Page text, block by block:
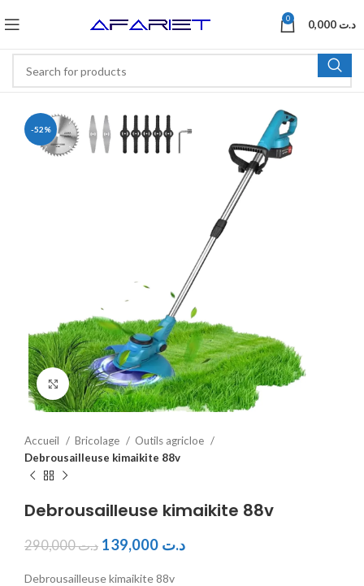
0 د.ت
-52%
Click to enlarge
Accueil Bricolage
Outils agricloe
Debrousailleuse kimaikite 88v
Debrousailleuse kimaikite 88v
د.ت290,000 د.ت
Debrousailleuse kimaikite 88v